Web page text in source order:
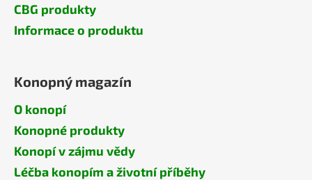
CBG produkty
Informace o produktu
Konopný magazín
O konopí
Konopné produkty
Konopí v zájmu vědy
Léčba konopím a životní příběhy